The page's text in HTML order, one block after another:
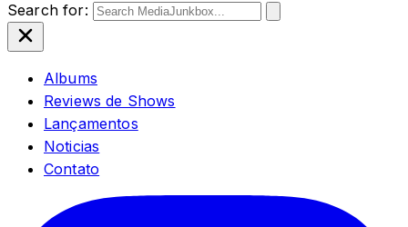
Search for:
Albums
Reviews de Shows
Lançamentos
Noticias
Contato